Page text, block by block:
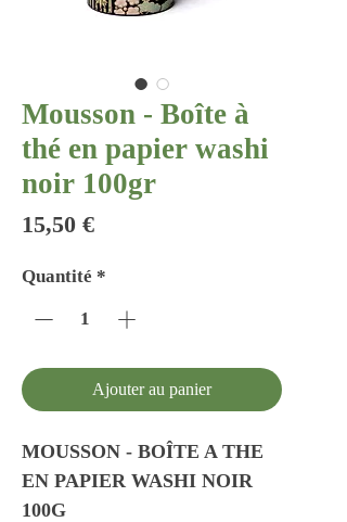
Mousson - Boîte à
thé en papier washi
noir 100gr
15,50 €Prix
Quantité *
Ajouter au panier
MOUSSON - BOÎTE A THE
EN PAPIER WASHI NOIR
100G